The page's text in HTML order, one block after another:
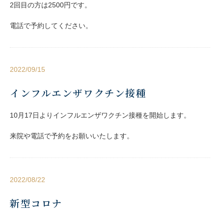
2回目の方は2500円です。
電話で予約してください。
2022/09/15
インフルエンザワクチン接種
10月17日よりインフルエンザワクチン接種を開始します。
来院や電話で予約をお願いいたします。
2022/08/22
新型コロナ